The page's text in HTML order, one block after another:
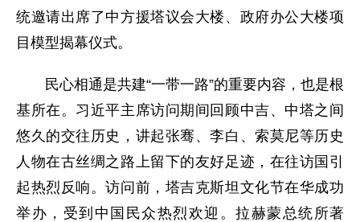
统邀请出席了中方援塔议会大楼、政府办公大楼项
目模型揭幕仪式。
民心相通是共建“一带一路”的重要内容，也是根
基所在。习近平主席访问期间回顾中吉、中塔之间
悠久的交往历史，讲起张骞、李白、索莫尼等历史
人物在古丝绸之路上留下的友好足迹，在往访国引
起热烈反响。访问前，塔吉克斯坦文化节在华成功
举办，受到中国民众热烈欢迎。拉赫蒙总统所著